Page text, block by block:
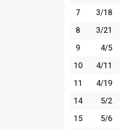
7
3/18
8
3/21
9
4/5
10
4/11
11
4/19
14
5/2
15
5/6
7
3/18
8
3/21
9
4/5
10
4/11
11
4/19
14
5/2
15
5/6